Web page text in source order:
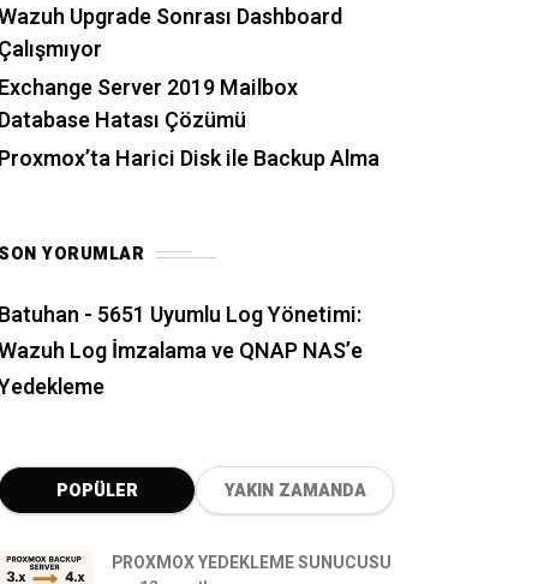
Upgrade Sonrası Dashboard
Server 2019 Mailbox
Hatası Çözümü
Harici Disk ile Backup Alma
YORUMLAR
- 5651 Uyumlu Log Yönetimi:
Log İmzalama ve QNAP NAS’e
POPÜLER YAKIN ZAMANDA
PROXMOX YEDEKLEME SUNUCUSU